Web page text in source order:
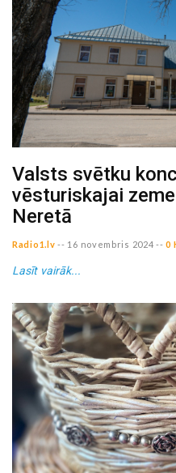
Valsts svētku
vēsturiskajai
Neretā
Radio1.lv -- 16 novembris 2024 -- 0
Lasīt vairāk...